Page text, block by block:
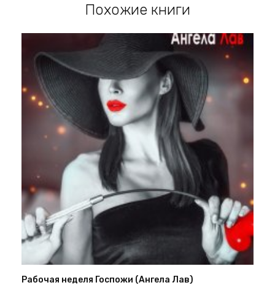
Похожие книги
Рабочая неделя Госпожи (Ангела Лав)